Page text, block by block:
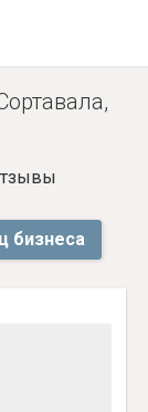
бизнеса